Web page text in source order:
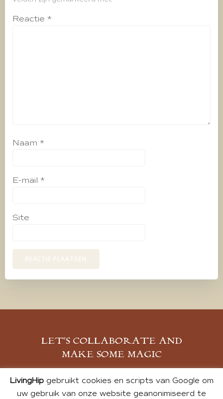
Reactie *
Naam *
E-mail *
Site
LET’S COLLABORATE AND
MAKE SOME MAGIC
MELD JE AAN
LivingHipgebruikt cookies en scripts van Google om
uw gebruik van onze website geanonimiseerd te